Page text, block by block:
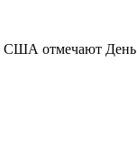
США отмечают